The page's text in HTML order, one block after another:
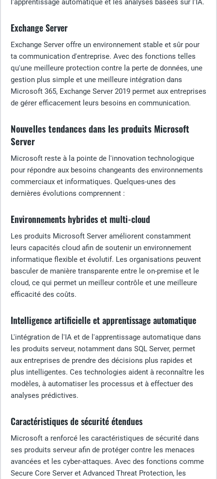
l'apprentissage automatique et les analyses basées sur l'IA.
Exchange Server
Exchange Server offre un environnement stable et sûr pour
ta communication d'entreprise. Avec des fonctions telles
qu'une meilleure protection contre la perte de données, une
gestion plus simple et une meilleure intégration dans
Microsoft 365, Exchange Server 2019 permet aux entreprises
de gérer efficacement leurs besoins en communication.
Nouvelles tendances dans les produits Microsoft
Server
Microsoft reste à la pointe de l'innovation technologique
pour répondre aux besoins changeants des environnements
commerciaux et informatiques. Quelques-unes des
dernières évolutions comprennent :
Environnements hybrides et multi-cloud
Les produits Microsoft Server améliorent constamment
leurs capacités cloud afin de soutenir un environnement
informatique flexible et évolutif. Les organisations peuvent
basculer de manière transparente entre le on-premise et le
cloud, ce qui permet un meilleur contrôle et une meilleure
efficacité des coûts.
Intelligence artificielle et apprentissage automatique
L'intégration de l'IA et de l'apprentissage automatique dans
les produits serveur, notamment dans SQL Server, permet
aux entreprises de prendre des décisions plus rapides et
plus intelligentes. Ces technologies aident à reconnaître les
modèles, à automatiser les processus et à effectuer des
analyses prédictives.
Caractéristiques de sécurité étendues
Microsoft a renforcé les caractéristiques de sécurité dans
ses produits serveur afin de protéger contre les menaces
avancées et les cyber-attaques. Avec des fonctions comme
Secure Core Server et Advanced Threat Protection, les